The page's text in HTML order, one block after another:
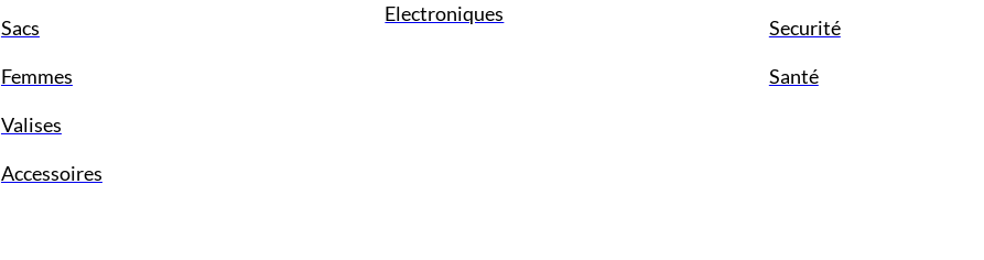
Sacs
Femmes
Valises
Accessoires
Electroniques
Securité
Santé